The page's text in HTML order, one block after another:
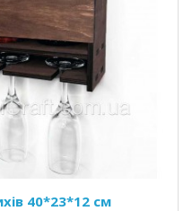
40*23*12 см